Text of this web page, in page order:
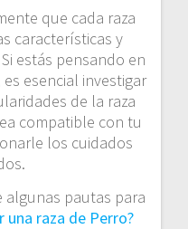
que cada raza
características y
estás pensando en
esencial investigar
de la raza
compatible con tu
los cuidados
pautas para
una raza de Perro?